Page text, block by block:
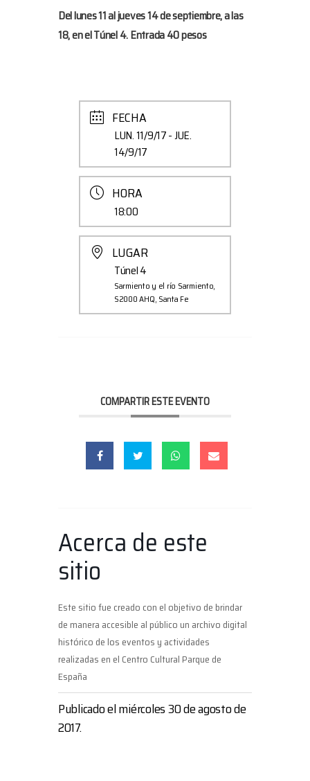
Del lunes 11 al jueves 14 de septiembre, a las
18, en el Túnel 4. Entrada 40 pesos
FECHA
LUN. 11/9/17- JUE.
14/9/17
HORA
18:00
LUGAR
Túnel 4
Sarmiento y el río Sarmiento,
S2000 AHQ, Santa Fe
COMPARTIR ESTE EVENTO
Acerca de este
sitio
Este sitio fue creado con el objetivo de brindar
de manera accesible al público un archivo digital
histórico de los eventos y actividades
realizadas en el Centro Cultural Parque de
España
Publicado el miércoles 30 de agosto de
2017.